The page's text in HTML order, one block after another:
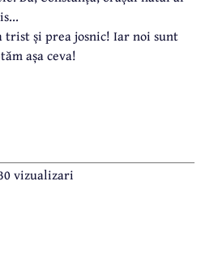
și prea josnic! Iar noi sunt
așa ceva!
vizualizari